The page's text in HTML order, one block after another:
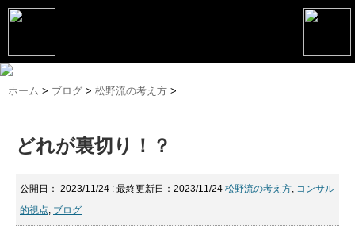
トップページ
松野恵介のブログ
会社概要
スケジュール
ホーム > ブログ > 松野流の考え方 >
どれが裏切り！？
公開日： 2023/11/24 : 最終更新日：2023/11/24 松野流の考え方, コンサル
的視点, ブログ